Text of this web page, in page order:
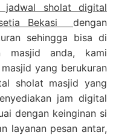
jadwal sholat digital
Bekasi dengan
sehingga bisa di
masjid anda, kami
yang berukuran
sholat masjid yang
jam digital
dengan keinginan si
layanan pesan antar,